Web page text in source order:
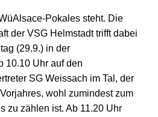
Pokales steht. Die
der VSG Helmstadt trifft dabei
(29.9.) in der
10.10 Uhr auf den
SG Weissach im Tal,der
wohlzumindest zum
zu zählen ist. Ab 11.20 Uhr